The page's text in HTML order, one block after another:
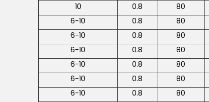
80
0.8
10
80
0.8
6-10
80
0.8
6-10
80
0.8
6-10
80
0.8
6-10
80
0.8
6-10
80
0.8
6-10